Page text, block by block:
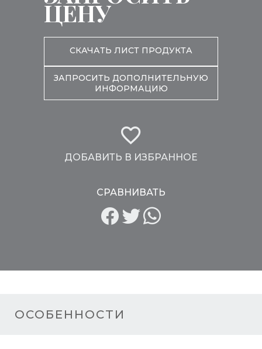
ОСОБЕННОСТИ
ЦЕНУ
СКАЧАТЬ ЛИСТ ПРОДУКТА
ЗАПРОСИТЬ ДОПОЛНИТЕЛЬНУЮ
ИНФОРМАЦИЮ
ДОБАВИТЬ В ИЗБРАННОЕ
СРАВНИВАТЬ